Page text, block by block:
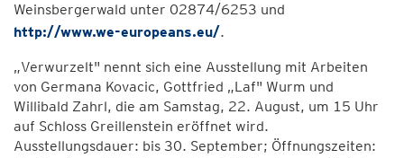
Weinsbergerwald unter 02874/6253 und
http://www.we-europeans.eu/.
„Verwurzelt" nennt sich eine Ausstellung mit Arbeiten
von Germana Kovacic, Gottfried „Laf" Wurm und
Willibald Zahrl, die am Samstag, 22. August, um 15 Uhr
auf Schloss Greillenstein eröffnet wird.
Ausstellungsdauer: bis 30. September; Öffnungszeiten: